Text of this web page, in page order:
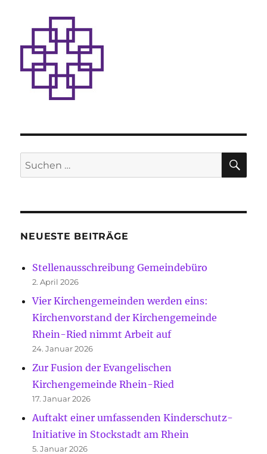
Suche
nach:
NEUESTE BEITRÄGE
Stellenausschreibung Gemeindebüro
2. April 2026
Vier Kirchengemeinden werden eins:
Kirchenvorstand der Kirchengemeinde
Rhein-Ried nimmt Arbeit auf
24. Januar 2026
Zur Fusion der Evangelischen
Kirchengemeinde Rhein-Ried
17. Januar 2026
Auftakt einer umfassenden Kinderschutz-
Initiative in Stockstadt am Rhein
5. Januar 2026